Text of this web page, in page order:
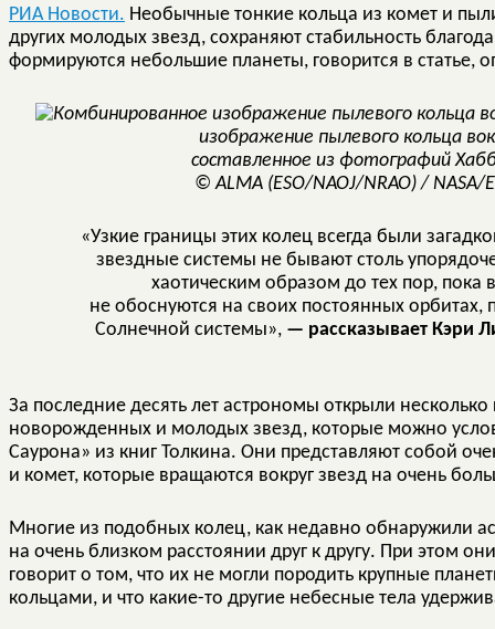
РИА Новости. Необычные тонкие кольца из комет и
других молодых звезд, сохраняют стабильность
формируются небольшие планеты, говорится в статье,
изображение пылевого кольца
составленное из фотографий
© ALMA (ESO/NAOJ/NRAO) / NASA/
«Узкие границы этих колец всегда были
звездные системы не бывают столь
хаотическим образом до тех пор, пока
не обоснуются на своих постоянных
Солнечной системы», — рассказывает Кэри
За последние десять лет астрономы открыли
новорожденных и молодых звезд, которые можно
Саурона» из книг Толкина. Они представляют собой
и комет, которые вращаются вокруг звезд на очень
Многие из подобных колец, как недавно обнаружили
на очень близком расстоянии друг к другу. При этом
говорит о том, что их не могли породить крупные
кольцами, и что какие-то другие небесные тела